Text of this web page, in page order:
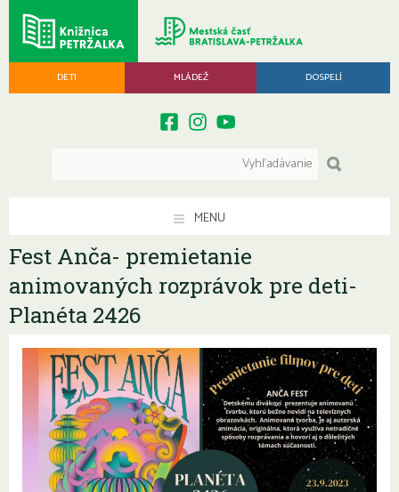
DETI MLÁDEŽ DOSPELÍ
MENU
Fest Anča- premietanie
animovaných rozprávok pre deti-
Planéta 2426